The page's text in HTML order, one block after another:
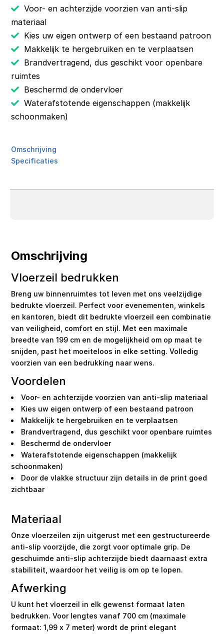
Voor- en achterzijde voorzien van anti-slip
materiaal
Kies uw eigen ontwerp of een bestaand patroon
Makkelijk te hergebruiken en te verplaatsen
Brandvertragend, dus geschikt voor openbare
ruimtes
Beschermd de ondervloer
Waterafstotende eigenschappen (makkelijk
schoonmaken)
Omschrijving
Specificaties
Omschrijving
Vloerzeil bedrukken
Breng uw binnenruimtes tot leven met ons veelzijdige
bedrukte vloerzeil. Perfect voor evenementen, winkels
en kantoren, biedt dit bedrukte vloerzeil een combinatie
van veiligheid, comfort en stijl. Met een maximale
breedte van 199 cm en de mogelijkheid om op maat te
snijden, past het moeiteloos in elke setting. Volledig
voorzien van een bedrukking naar wens.
Voordelen
Voor- en achterzijde voorzien van anti-slip materiaal
Kies uw eigen ontwerp of een bestaand patroon
Makkelijk te hergebruiken en te verplaatsen
Brandvertragend, dus geschikt voor openbare ruimtes
Beschermd de ondervloer
Waterafstotende eigenschappen (makkelijk
schoonmaken)
Door de vlakke structuur zijn details in de print goed
zichtbaar
Materiaal
Onze vloerzeilen zijn uitgerust met een gestructureerde
anti-slip voorzijde, die zorgt voor optimale grip. De
geschuimde anti-slip achterzijde biedt daarnaast extra
stabiliteit, waardoor het veilig is om op te lopen.
Afwerking
U kunt het vloerzeil in elk gewenst formaat laten
bedrukken. Voor lengtes vanaf 700 cm (maximale
formaat: 1,99 x 7 meter) wordt de print elegant